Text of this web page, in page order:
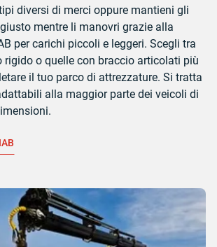
diversi di merci oppure mantieni gli
mentre li manovri grazie alla
per carichi piccoli e leggeri. Scegli tra
rigido o quelle con braccio articolati più
il tuo parco di attrezzature. Si tratta
alla maggior parte dei veicoli di